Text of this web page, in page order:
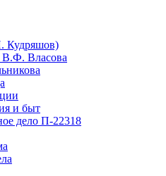
Кудряшов)
Власова
и быт
дело П-22318